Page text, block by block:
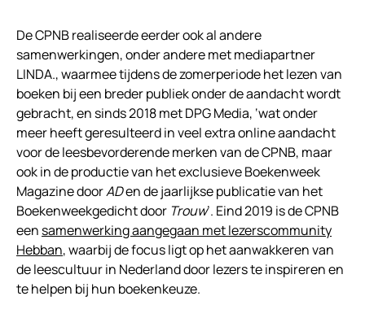
De CPNB realiseerde eerder ook al andere
samenwerkingen, onder andere met mediapartner
LINDA., waarmee tijdens de zomerperiode het lezen van
boeken bij een breder publiek onder de aandacht wordt
gebracht, en sinds 2018 met DPG Media, ‘wat onder
meer heeft geresulteerd in veel extra online aandacht
voor de leesbevorderende merken van de CPNB, maar
ook in de productie van het exclusieve Boekenweek
Magazine doorADen de jaarlijkse publicatie van het
Boekenweekgedicht door Trouw’. Eind 2019 is de CPNB
een samenwerking aangegaan met lezerscommunity
Hebban, waarbij de focus ligt op het aanwakkeren van
de leescultuur in Nederland door lezers te inspireren en
te helpen bij hun boekenkeuze.